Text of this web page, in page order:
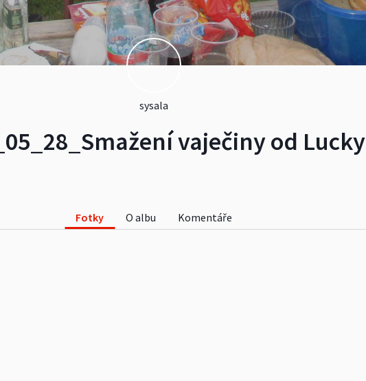
sysala
vaječiny od Lucky
Fotky O albu Komentáře